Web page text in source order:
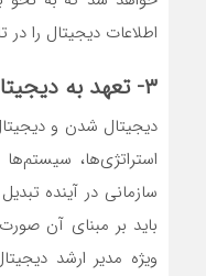
اطلاعات دیجیتال را در
۳- تعهد به دیجیتال شدن و دیجیتال ماندن
دیجیتال شدن و
استراتژی‌‌‌ها،
سازمانی در آینده
باید بر مبنای آن
ویژه مدیر ارشد